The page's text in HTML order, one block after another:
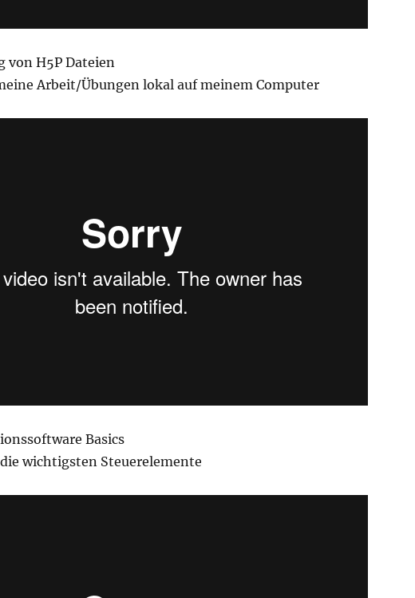
von H5P Dateien
Arbeit/Übungen lokal auf meinem Computer
Basics
wichtigsten Steuerelemente